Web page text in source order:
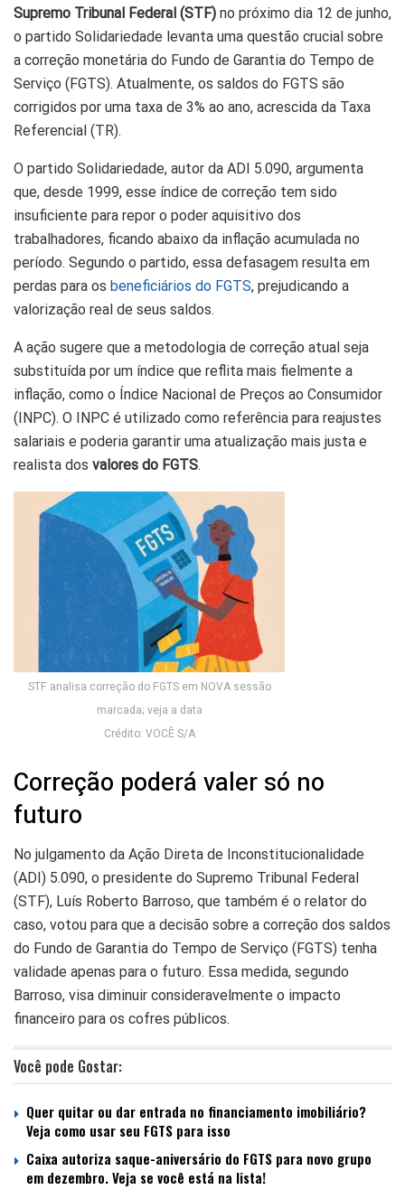
Supremo Tribunal Federal (STF) no próximo dia 12 de junho,
o partido Solidariedade levanta uma questão crucial sobre
a correção monetária do Fundo de Garantia do Tempo de
Serviço (FGTS). Atualmente, os saldos do FGTS são
corrigidos por uma taxa de 3% ao ano, acrescida da Taxa
Referencial (TR).
O partido Solidariedade, autor da ADI 5.090, argumenta
que, desde 1999, esse índice de correção tem sido
insuficiente para repor o poder aquisitivo dos
trabalhadores, ficando abaixo da inflação acumulada no
período. Segundo o partido, essa defasagem resulta em
perdas para os beneficiários do FGTS, prejudicando a
valorização real de seus saldos.
A ação sugere que a metodologia de correção atual seja
substituída por um índice que reflita mais fielmente a
inflação, como o Índice Nacional de Preços ao Consumidor
(INPC). O INPC é utilizado como referência para reajustes
salariais e poderia garantir uma atualização mais justa e
realista dos valores do FGTS.
STF analisa correção do FGTS em NOVA sessão
marcada; veja a data
Crédito: VOCÊ S/A
Correção poderá valer só no
futuro
No julgamento da Ação Direta de Inconstitucionalidade
(ADI) 5.090, o presidente do Supremo Tribunal Federal
(STF), Luís Roberto Barroso, que também é o relator do
caso, votou para que a decisão sobre a correção dos saldos
do Fundo de Garantia do Tempo de Serviço (FGTS) tenha
validade apenas para o futuro. Essa medida, segundo
Barroso, visa diminuir consideravelmente o impacto
financeiro para os cofres públicos.
Você pode Gostar:
Quer quitar ou dar entrada no financiamento imobiliário?
Veja como usar seu FGTS para isso
Caixa autoriza saque-aniversário do FGTS para novo grupo
em dezembro. Veja se você está na lista!